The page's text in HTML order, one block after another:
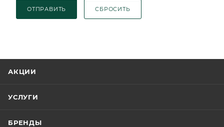
ОТПРАВИТЬ СБРОСИТЬ
АКЦИИ
УСЛУГИ
БРЕНДЫ